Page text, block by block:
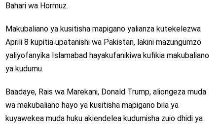
Bahari wa Hormuz.
Makubaliano ya kusitisha mapigano yalianza kutekelezwa
Aprili 8 kupitia upatanishi wa Pakistan, lakini mazungumzo
yaliyofanyika Islamabad hayakufanikiwa kufikia makubaliano
ya kudumu.
Baadaye, Rais wa Marekani, Donald Trump, aliongeza muda
wa makubaliano hayo ya kusitisha mapigano bila ya
kuyawekea muda huku akiendelea kudumisha zuio dhidi ya